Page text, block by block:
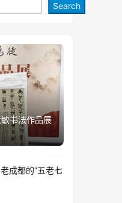
Search
敏书法作品展
成都的“五老七